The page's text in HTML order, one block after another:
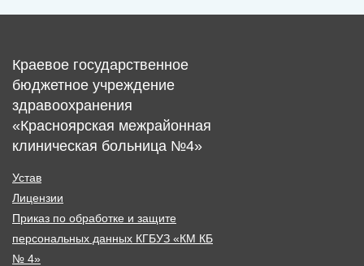
Краевое государственное
бюджетное учреждение
здравоохранения
«Красноярская межрайонная
клиническая больница №4»
Устав
Лицензии
Приказ по обработке и защите
персональных данных КГБУЗ «КМ КБ
№ 4»